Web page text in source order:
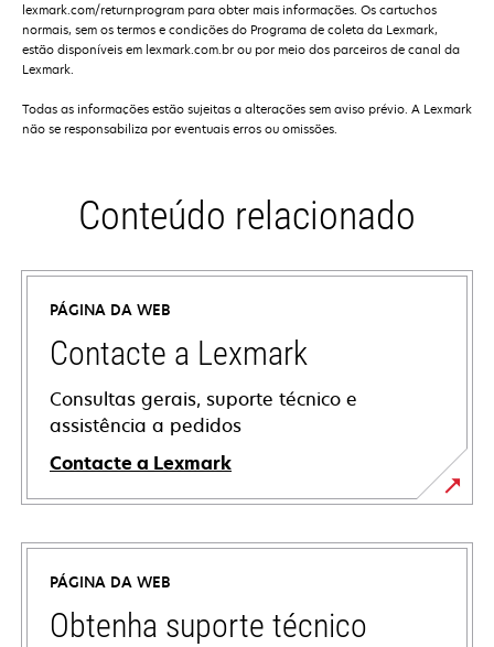
lexmark.com/returnprogram para obter mais informações. Os cartuchos
normais, sem os termos e condições do Programa de coleta da Lexmark,
estão disponíveis em lexmark.com.br ou por meio dos parceiros de canal da
Lexmark.
Todas as informações estão sujeitas a alterações sem aviso prévio. A Lexmark
não se responsabiliza por eventuais erros ou omissões.
Conteúdo relacionado
PÁGINA DA WEB
Contacte a Lexmark
Consultas gerais, suporte técnico e
assistência a pedidos
Contacte a Lexmark
PÁGINA DA WEB
Obtenha suporte técnico